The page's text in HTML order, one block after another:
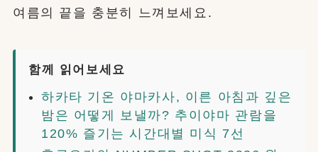
여름의 끝을 충분히 느껴보세요.
함께 읽어보세요
하카타 기온 야마카사, 이른 아침과 깊은
밤은 어떻게 보낼까? 추이야마 관람을
120% 즐기는 시간대별 미식 7선